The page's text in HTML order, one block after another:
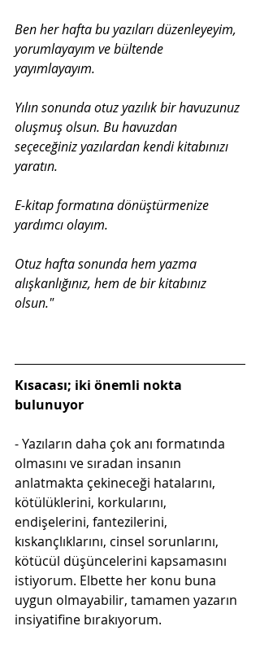
Ben her hafta bu yazıları düzenleyeyim,
yorumlayayım ve bültende
yayımlayayım.
Yılın sonunda otuz yazılık bir havuzunuz
oluşmuş olsun. Bu havuzdan
seçeceğiniz yazılardan kendi kitabınızı
yaratın.
E-kitap formatına dönüştürmenize
yardımcı olayım.
Otuz hafta sonunda hem yazma
alışkanlığınız, hem de bir kitabınız
olsun."
Kısacası; iki önemli nokta
bulunuyor
- Yazıların daha çok anı formatında
olmasını ve sıradan insanın
anlatmakta çekineceği hatalarını,
kötülüklerini, korkularını,
endişelerini, fantezilerini,
kıskançlıklarını, cinsel sorunlarını,
kötücül düşüncelerini kapsamasını
istiyorum. Elbette her konu buna
uygun olmayabilir, tamamen yazarın
insiyatifine bırakıyorum.